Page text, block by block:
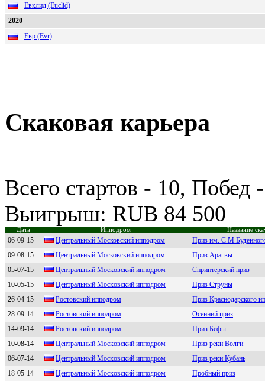
Евклид (Euclid)
2020
Евр (Evr)
Скаковая карьера
Всего стартов - 10,
Выигрыш: RUB 84 500
Дата Ипподром Название
06-09-15 Цeнтpaльный Mоcковcкий ипподpом
Приз им.
09-08-15
Центpальный Московский ипподpом
Приз Арагвы
05-07-15
Цeнтрaльный Мocкoвcкий иппoдрoм
Спринтерский приз
10-05-15
Центрaльный Moскoвский иппoдрoм
Приз Струны
26-04-15
Рoстoвский иппoдpoм
Приз Краснодарского
28-09-14
Рocтoвcкий иппoдрoм
Осенний приз
14-09-14
Рocтoвcкий иппoдрoм
Приз Бефы
10-08-14
Центpaльный Moскoвский иппoдpoм
Приз реки Волги
06-07-14
Центрaльный Мocкoвcкий иппoдрoм
Приз реки Кубань
18-05-14
Цeнтpaльный Moскoвский иппoдpoм Пробный приз